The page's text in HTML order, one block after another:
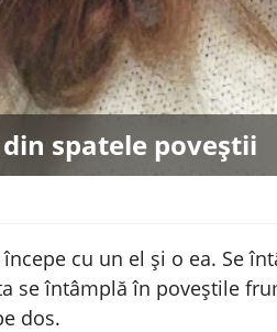
spatele poveștii
cu un el și o ea. Se
se întâmplă în poveștile
dos.